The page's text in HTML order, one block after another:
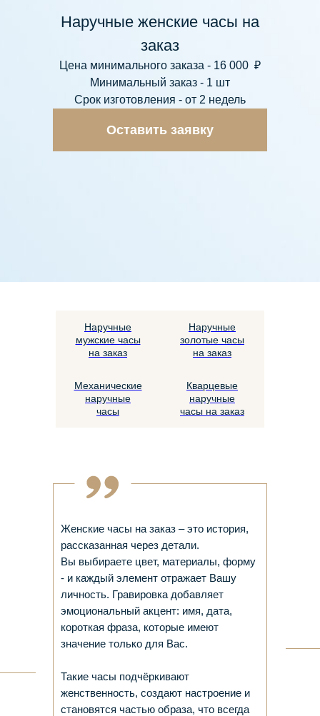
Наручные женские часы на
заказ
Цена минимального заказа - 16 000 ₽
Минимальный заказ - 1 шт
Срок изготовления - от 2 недель
Оставить заявку
Наручные
мужские часы
на заказ
Наручные
золотые часы
на заказ
Механические
наручные
часы
Кварцевые
наручные
часы на заказ
Женские часы на заказ – это история,
рассказанная через детали.
Вы выбираете цвет, материалы, форму
- и каждый элемент отражает Вашу
личность. Гравировка добавляет
эмоциональный акцент: имя, дата,
короткая фраза, которые имеют
значение только для Вас.
Такие часы подчёркивают
женственность, создают настроение и
становятся частью образа, что всегда